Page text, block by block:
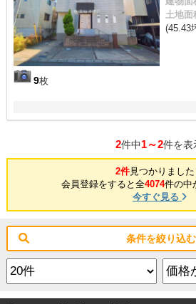
9枚
土地面
(45.43
2件中1～2件を表
2件見つかりました
会員登録をすると全4074件の中
今すぐ見る
条件を絞り込む